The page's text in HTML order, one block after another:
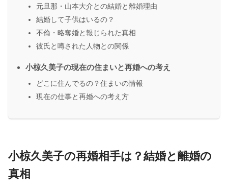
元旦那・山本大介との結婚と離婚理由
結婚して子供はいるの？
不倫・略奪婚と報じられた真相
彼氏と噂された人物との関係
小椋久美子の現在の住まいと再婚への考え
どこに住んでるの？住まいの情報
現在の仕事と再婚への考え方
小椋久美子の再婚相手は？結婚と離婚の
真相